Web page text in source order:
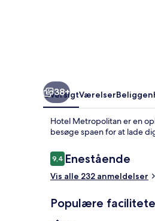
38+
OversigtVærelser
Hotel Metropolitan er en
besøge spaen for at lade
Anmeldelser
9,49,4 ud af 10.
Enestående
Vis alle 232 anmeldelser
Populære